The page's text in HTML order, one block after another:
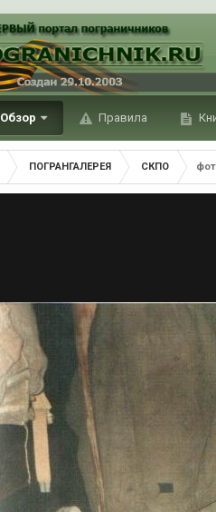
Обзор Правила
ПОГРАНГАЛЕРЕЯ СКПО